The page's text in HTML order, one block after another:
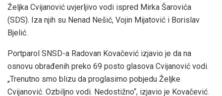
Željka Cvijanović uvjerljivo vodi ispred Mirka Šarovića
(SDS). Iza njih su Nenad Nešić, Vojin Mijatović i Borislav
Bjelić.
Portparol SNSD-a Radovan Kovačević izjavio je da na
osnovu obrađenih preko 69 posto glasova Cvijanović vodi.
„Trenutno smo blizu da proglasimo pobjedu Željke
Cvijanović. Ozbiljno vodi. Nedostižno“, izjavio je Kovačević.